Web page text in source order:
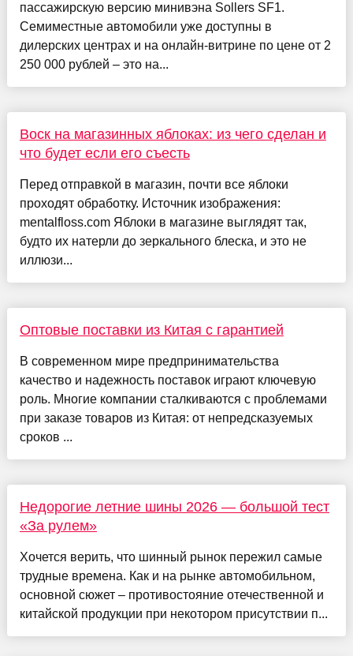
пассажирскую версию минивэна Sollers SF1.
Семиместные автомобили уже доступны в
дилерских центрах и на онлайн-витрине по цене от 2
250 000 рублей – это на...
Воск на магазинных яблоках: из чего сделан и
что будет если его съесть
Перед отправкой в магазин, почти все яблоки
проходят обработку. Источник изображения:
mentalfloss.com Яблоки в магазине выглядят так,
будто их натерли до зеркального блеска, и это не
иллюзи...
Оптовые поставки из Китая с гарантией
В современном мире предпринимательства
качество и надежность поставок играют ключевую
роль. Многие компании сталкиваются с проблемами
при заказе товаров из Китая: от непредсказуемых
сроков ...
Недорогие летние шины 2026 — большой тест
«За рулем»
Хочется верить, что шинный рынок пережил самые
трудные времена. Как и на рынке автомобильном,
основной сюжет – противостояние отечественной и
китайской продукции при некотором присутствии п...